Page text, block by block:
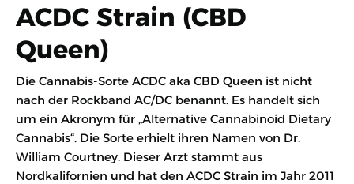
ACDC Strain (CBD
Queen)
Die Cannabis-Sorte ACDC aka CBD Queen ist nicht
nach der Rockband AC/DC benannt. Es handelt sich
um ein Akronym für „Alternative Cannabinoid Dietary
Cannabis“. Die Sorte erhielt ihren Namen von Dr.
William Courtney. Dieser Arzt stammt aus
Nordkalifornien und hat den ACDC Strain im Jahr 2011